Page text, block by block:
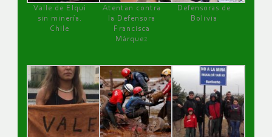
Valle de Elqui
sin minería.
Chile
Atentan contra
la Defensora
Francisca
Márquez
Defensoras de
Bolivia